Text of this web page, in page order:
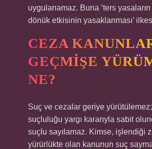
uygulanamaz. Buna ‘ters
dönük etkisinin yasaklanması’
CEZA
GEÇMIŞE
NE?
Suç ve cezalar geriye
suçluluğu yargı kararıyla sabit
suçlu sayılamaz. Kimse, işlendiği
yürürlükte olan kanunun suç